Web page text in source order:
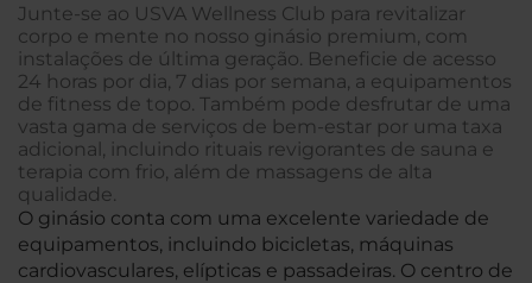
Junte-se ao USVA Wellness Club para revitalizar
corpo e mente no nosso ginásio premium, com
instalações de última geração. Beneficie de acesso
24 horas por dia, 7 dias por semana, a equipamentos
de fitness de topo. Também pode desfrutar de uma
vasta gama de serviços de bem-estar por uma taxa
adicional, incluindo rituais revigorantes de sauna e
terapia com frio, além de massagens de alta
qualidade.
O ginásio conta com uma excelente variedade de
equipamentos, incluindo bicicletas, máquinas
cardiovasculares, elípticas e passadeiras. O centro de